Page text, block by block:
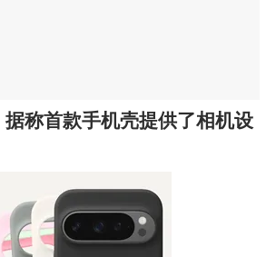
称首款手机壳提供了相机设